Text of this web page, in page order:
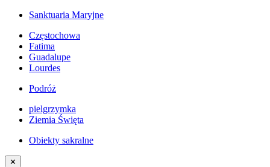
Sanktuaria Maryjne
Częstochowa
Fatima
Guadalupe
Lourdes
Podróż
pielgrzymka
Ziemia Święta
Obiekty sakralne
✕